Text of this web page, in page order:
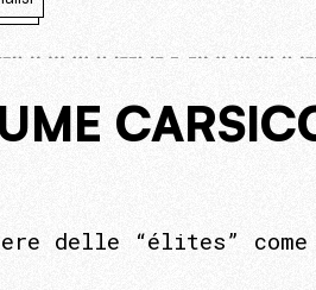
delle “élites” come